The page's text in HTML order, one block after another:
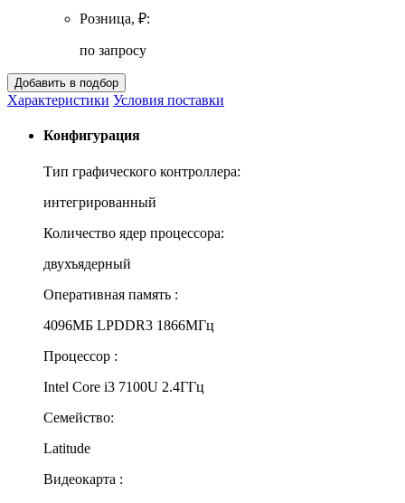
Розница, ₽:
по запросу
Характеристики Условия поставки
Конфигурация
Тип графического контроллера:
интегрированный
Количество ядер процессора:
двухъядерный
Оперативная память :
4096МБ LPDDR3 1866МГц
Процессор :
Intel Core i3 7100U 2.4ГГц
Семейство:
Latitude
Видеокарта :